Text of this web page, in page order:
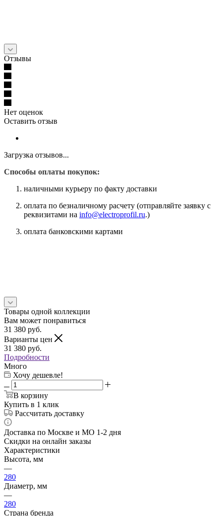
Отзывы
Нет оценок
Оставить отзыв
Загрузка отзывов...
Способы оплаты покупок:
наличными курьеру по факту доставки
оплата по безналичному расчету (отправляйте заявку с
реквизитами на info@electroprofil.ru.)
оплата банковскими картами
Товары одной коллекции
Вам может понравиться
31 380 руб.
Варианты цен
31 380 руб.
Подробности
Много
Хочу дешевле!
В корзину
Купить в 1 клик
Рассчитать доставку
Доставка по Москве и МО 1-2 дня
Скидки на онлайн заказы
Характеристики
Высота, мм
—
280
Диаметр, мм
—
280
Страна бренда